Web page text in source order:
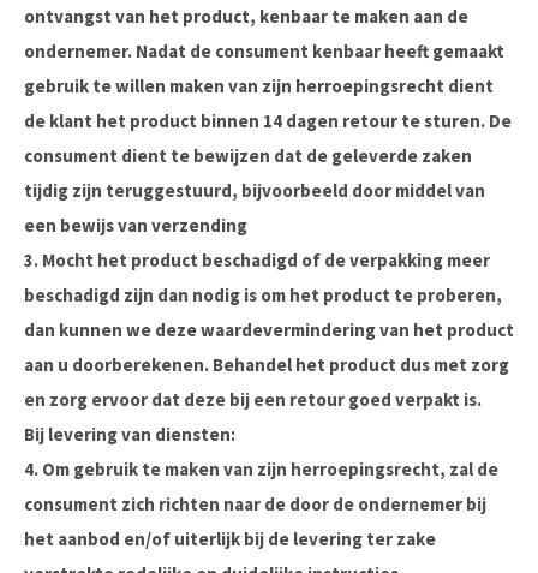
ontvangst van het product, kenbaar te maken aan de
ondernemer. Nadat de consument kenbaar heeft gemaakt
gebruik te willen maken van zijn herroepingsrecht dient
de klant het product binnen 14 dagen retour te sturen. De
consument dient te bewijzen dat de geleverde zaken
tijdig zijn teruggestuurd, bijvoorbeeld door middel van
een bewijs van verzending
3. Mocht het product beschadigd of de verpakking meer
beschadigd zijn dan nodig is om het product te proberen,
dan kunnen we deze waardevermindering van het product
aan u doorberekenen. Behandel het product dus met zorg
en zorg ervoor dat deze bij een retour goed verpakt is.
Bij levering van diensten:
4. Om gebruik te maken van zijn herroepingsrecht, zal de
consument zich richten naar de door de ondernemer bij
het aanbod en/of uiterlijk bij de levering ter zake